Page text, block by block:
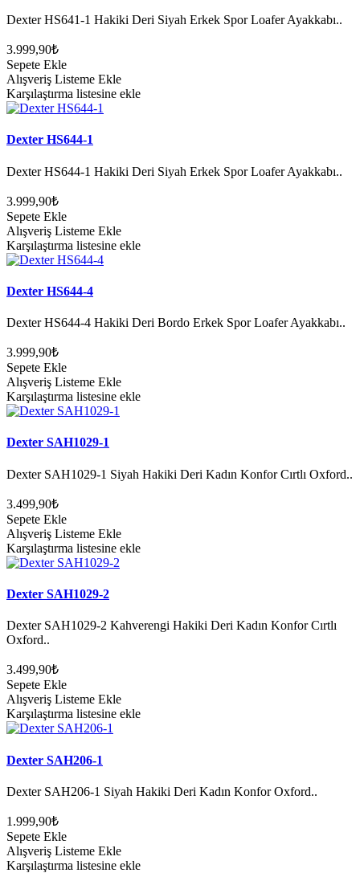
Dexter HS641-1 Hakiki Deri Siyah Erkek Spor Loafer Ayakkabı..
3.999,90₺
Sepete Ekle
Alışveriş Listeme Ekle
Karşılaştırma listesine ekle
Dexter HS644-1
Dexter HS644-1 Hakiki Deri Siyah Erkek Spor Loafer Ayakkabı..
3.999,90₺
Sepete Ekle
Alışveriş Listeme Ekle
Karşılaştırma listesine ekle
Dexter HS644-4
Dexter HS644-4 Hakiki Deri Bordo Erkek Spor Loafer Ayakkabı..
3.999,90₺
Sepete Ekle
Alışveriş Listeme Ekle
Karşılaştırma listesine ekle
Dexter SAH1029-1
Dexter SAH1029-1 Siyah Hakiki Deri Kadın Konfor Cırtlı Oxford..
3.499,90₺
Sepete Ekle
Alışveriş Listeme Ekle
Karşılaştırma listesine ekle
Dexter SAH1029-2
Dexter SAH1029-2 Kahverengi Hakiki Deri Kadın Konfor Cırtlı
Oxford..
3.499,90₺
Sepete Ekle
Alışveriş Listeme Ekle
Karşılaştırma listesine ekle
Dexter SAH206-1
Dexter SAH206-1 Siyah Hakiki Deri Kadın Konfor Oxford..
1.999,90₺
Sepete Ekle
Alışveriş Listeme Ekle
Karşılaştırma listesine ekle